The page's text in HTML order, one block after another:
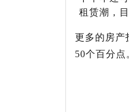
租赁潮，
更多的房产
50个百分点